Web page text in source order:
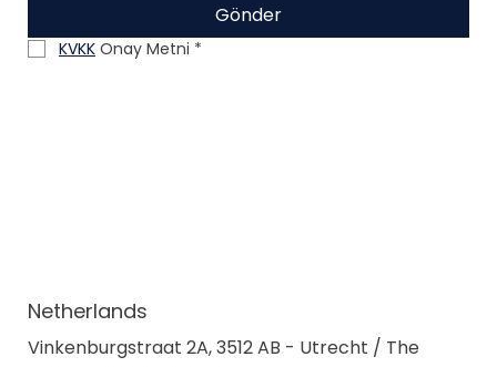
Gönder
KVKK Onay Metni *
Netherlands
Vinkenburgstraat 2A, 3512 AB - Utrecht / The